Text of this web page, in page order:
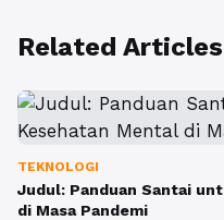
Related Articles
TEKNOLOGI
Judul: Panduan Santai
di Masa Pandemi